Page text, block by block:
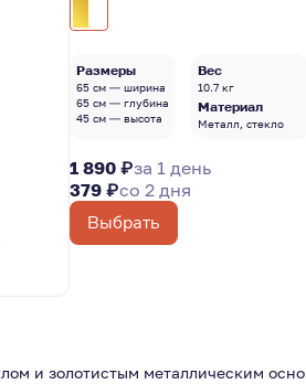
Размеры
65 см — ширина
65 см — глубина
45 см — высота
Вес
10.7 кг
Материал
Металл, стекло
1 890 ₽за 1 день
379 ₽со 2 дня
Выбрать
и золотистым металлическим